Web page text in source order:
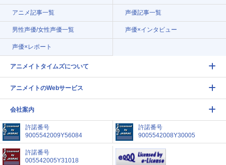
アニメ記事一覧 声優記事一覧
男性声優/女性声優一覧 声優×インタビュー
声優×レポート
アニメイトタイムズについて
アニメイトのWebサービス
会社案内
許諾番号
9005542009Y56084
許諾番号
9005542008Y30005
許諾番号
005542005Y31018